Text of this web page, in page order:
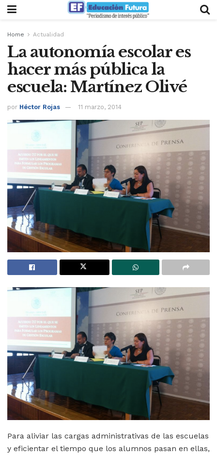
Home Actualidad
La autonomía escolar es
hacer más pública la
escuela: Martínez Olivé
por Héctor Rojas 11 marzo, 2014
Para aliviar las cargas administrativas de las escuelas
y eficientar el tiempo que los alumnos pasan en ellas,